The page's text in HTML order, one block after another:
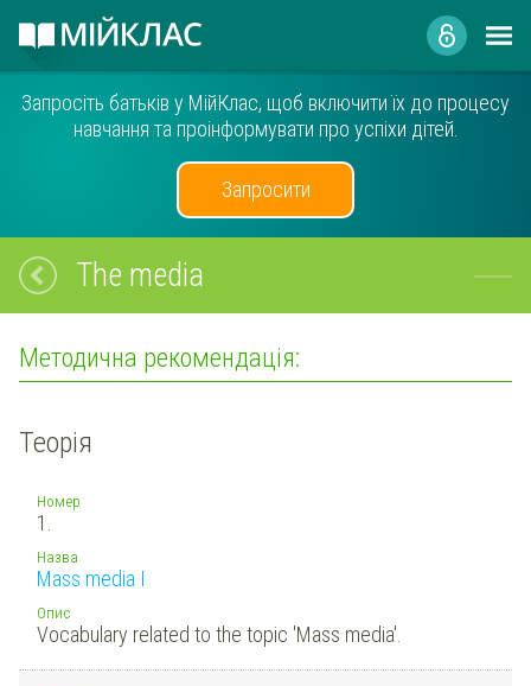
Запросіть батьків у МійКлас, щоб включити їх до процесу
навчання та проінформувати про успіхи дітей.
Запросити
The media
Методична рекомендація:
Теорія
Номер
1.
Назва
Mass media I
Опис
Vocabulary related to the topic 'Mass media'.